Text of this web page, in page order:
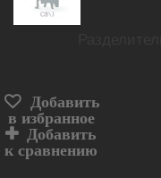
Добавить
в избранное
Добавить
к сравнению